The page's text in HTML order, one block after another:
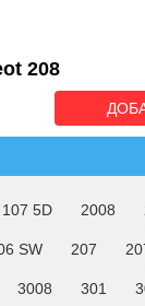
208
107 5D 2008
SW 207
3008 301